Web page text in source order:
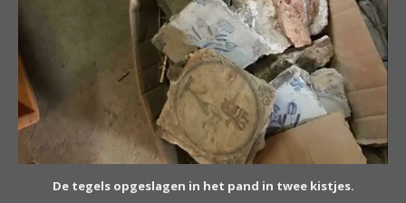
De tegels opgeslagen in het pand in twee kistjes.